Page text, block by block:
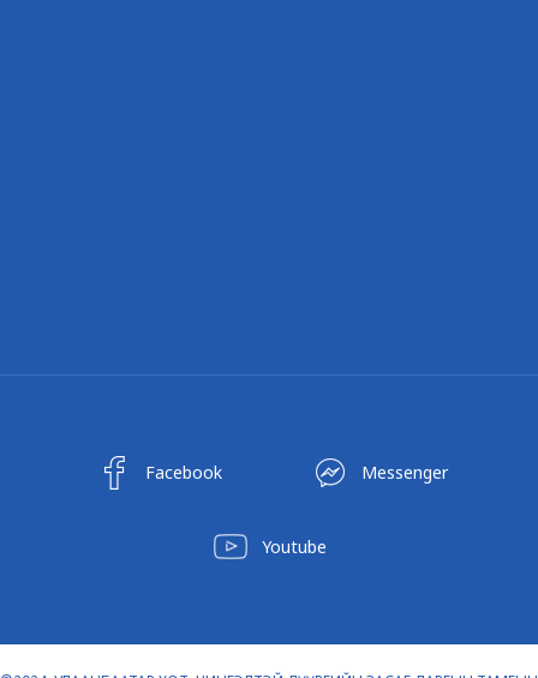
Facebook Messenger
Youtube